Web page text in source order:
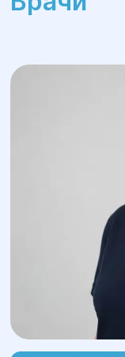
момента
для